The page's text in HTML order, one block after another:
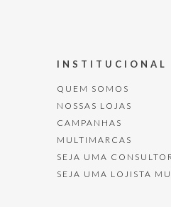
INSTITUCIONAL
QUEM SOMOS
NOSSAS LOJAS
CAMPANHAS
MULTIMARCAS
SEJA UMA
SEJA UMA LOJISTA